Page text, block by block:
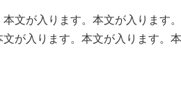
文が入ります。本文が入ります
が入ります。本文が入ります。